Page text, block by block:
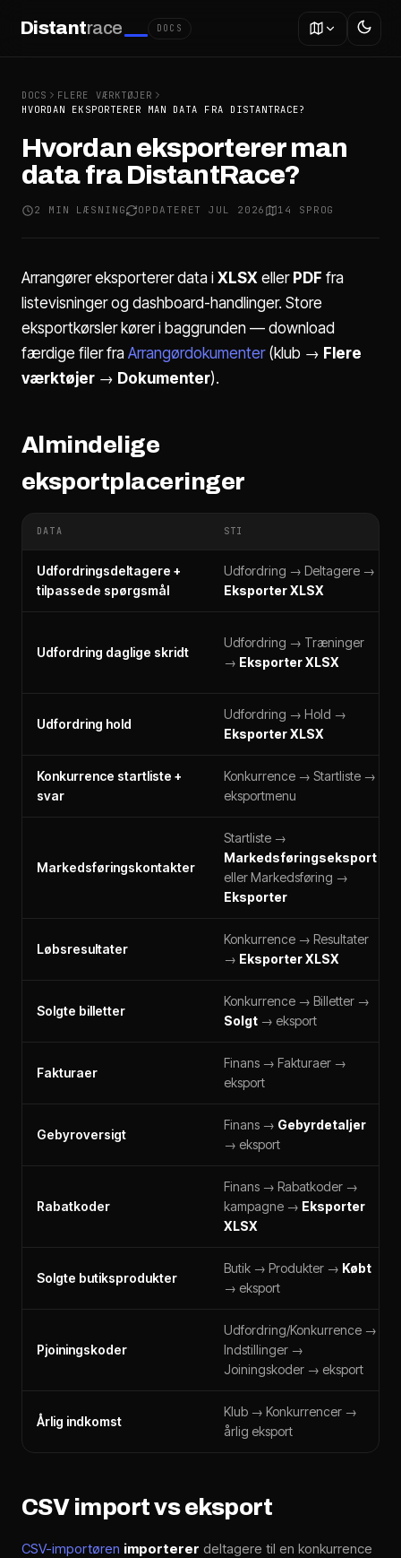
Distantrace DOCS
DOCS
FLERE VÆRKTØJER
HVORDAN EKSPORTERER MAN DATA FRA DISTANTRACE?
Hvordan eksporterer man
data fra DistantRace?
2 MIN LÆSNING OPDATERET JUL 2026 14 SPROG
Arrangører eksporterer data i XLSX eller PDF fra
listevisninger og dashboard-handlinger. Store
eksportkørsler kører i baggrunden — download
færdige filer fra Arrangørdokumenter(klub → Flere
værktøjer → Dokumenter).
Almindelige
eksportplaceringer
DATA STI
Udfordringsdeltagere +
tilpassede spørgsmål
Udfordring → Deltagere →
Eksporter XLSX
Udfordring daglige skridt
Udfordring → Træninger
→ Eksporter XLSX
Udfordring hold
Udfordring → Hold →
Eksporter XLSX
Konkurrence startliste +
svar
Konkurrence → Startliste →
eksportmenu
Markedsføringskontakter
Startliste →
Markedsføringseksport
eller Markedsføring →
Eksporter
Løbsresultater
Konkurrence → Resultater
→ Eksporter XLSX
Solgte billetter
Konkurrence → Billetter →
Solgt → eksport
Fakturaer
Finans → Fakturaer →
eksport
Gebyroversigt
Finans → Gebyrdetaljer
→ eksport
Rabatkoder
Finans → Rabatkoder →
kampagne → Eksporter
XLSX
Solgte butiksprodukter
Butik → Produkter → Købt
→ eksport
Pjoiningskoder
Udfordring/Konkurrence →
Indstillinger →
Joiningskoder → eksport
Årlig indkomst
Klub → Konkurrencer →
årlig eksport
CSV import vs eksport
CSV-importøren importerer deltagere til en konkurrence